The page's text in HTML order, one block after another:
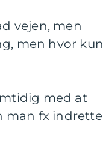
vejen, men
men hvor kun
med at
man fx indrette